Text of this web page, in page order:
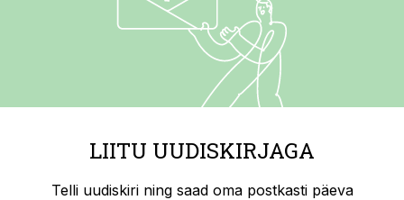
LIITU UUDISKIRJAGA
Telli uudiskiri ning saad oma postkasti päeva